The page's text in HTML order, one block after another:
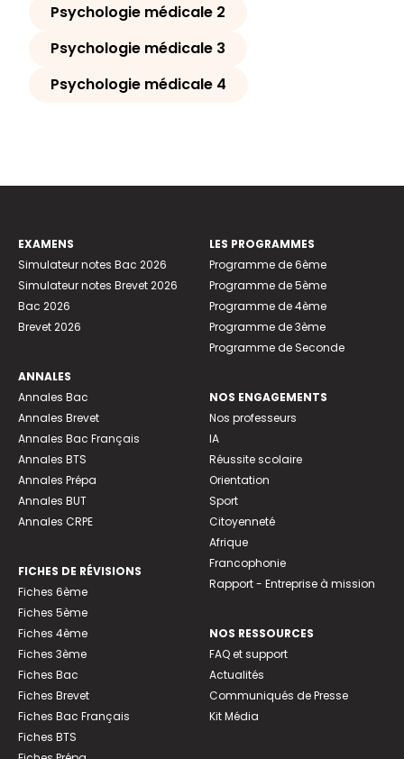
Psychologie médicale 2
Psychologie médicale 3
Psychologie médicale 4
EXAMENS
Simulateur notes Bac 2026
Simulateur notes Brevet 2026
Bac 2026
Brevet 2026
ANNALES
Annales Bac
Annales Brevet
Annales Bac Français
Annales BTS
Annales Prépa
Annales BUT
Annales CRPE
FICHES DE RÉVISIONS
Fiches 6ème
Fiches 5ème
Fiches 4ème
Fiches 3ème
Fiches Bac
Fiches Brevet
Fiches Bac Français
Fiches BTS
LES PROGRAMMES
Programme de 6ème
Programme de 5ème
Programme de 4ème
Programme de 3ème
Programme de Seconde
NOS ENGAGEMENTS
Nos professeurs
IA
Réussite scolaire
Orientation
Sport
Citoyenneté
Afrique
Francophonie
Rapport - Entreprise à mission
NOS RESSOURCES
FAQ et support
Actualités
Communiqués de Presse
Kit Média